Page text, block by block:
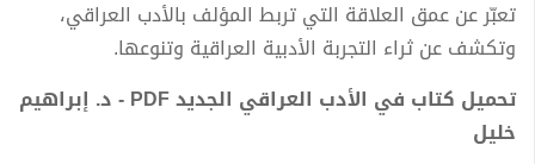
تعبّر عن عمق العلاقة التي تربط المؤلف بالأدب العراقي،
وتكشف عن ثراء التجربة الأدبية العراقية وتنوعها.
تحميل كتاب في الأدب العراقي الجديد PDF - د. إبراهيم
خليل